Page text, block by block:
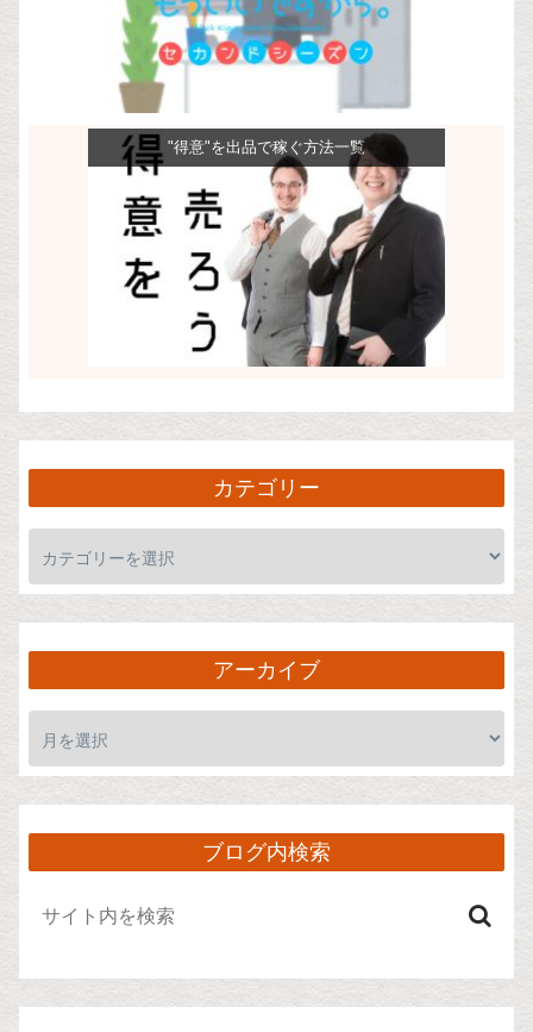
"得意"を出品で稼ぐ方法一覧
カテゴリー
アーカイブ
ブログ内検索